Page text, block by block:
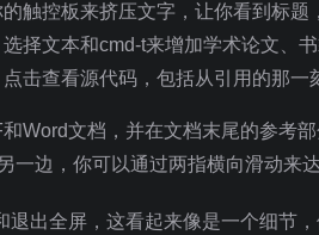
触控板来挤压文字，让你看到标题
择文本和cmd-t来增加学术论文、
击查看源代码，包括从引用的那一
Word文档，并在文档末尾的参考
一边，你可以通过两指横向滑动来
退出全屏，这看起来像是一个细节